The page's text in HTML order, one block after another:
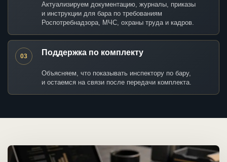
Актуализируем документацию, журналы, приказы
и инструкции для бара по требованиям
Роспотребнадзора, МЧС, охраны труда и кадров.
03 Поддержка по комплекту
Объясняем, что показывать инспектору по бару,
и остаемся на связи после передачи комплекта.